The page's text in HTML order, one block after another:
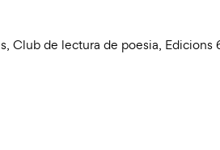
, Club de lectura de poesia, Edicions